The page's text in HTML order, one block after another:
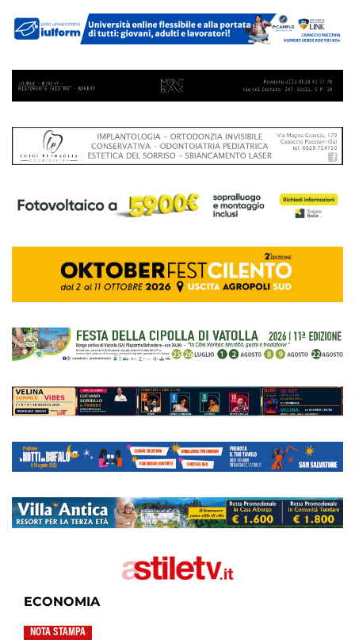
ECONOMIA
NOTA STAMPA